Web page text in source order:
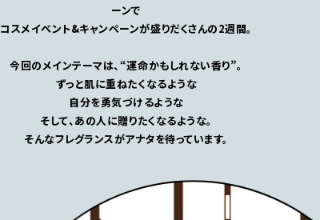
ーンで
コスメイベント&キャンペーンが盛りだくさんの2週間。
今回のメインテーマは、“運命かもしれない香り”。
ずっと肌に重ねたくなるような
自分を勇気づけるような
そして、あの人に贈りたくなるような。
そんなフレグランスがアナタを待っています。